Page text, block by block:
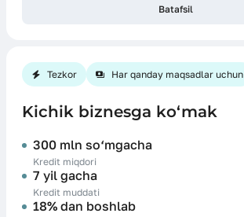
Batafsil
Tezkor Har qanday maqsadlar uchun
Kichik biznesga ko‘mak
300 mln so‘mgacha
Kredit miqdori
7 yil gacha
Kredit muddati
18% dan boshlab